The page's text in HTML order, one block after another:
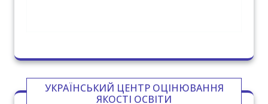
УКРАЇНСЬКИЙ ЦЕНТР ОЦІНЮВАННЯ
ЯКОСТІ ОСВІТИ